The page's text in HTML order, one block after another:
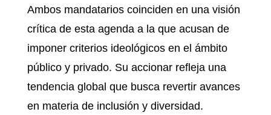
Ambos mandatarios coinciden en una visión
crítica de esta agenda a la que acusan de
imponer criterios ideológicos en el ámbito
público y privado. Su accionar refleja una
tendencia global que busca revertir avances
en materia de inclusión y diversidad.